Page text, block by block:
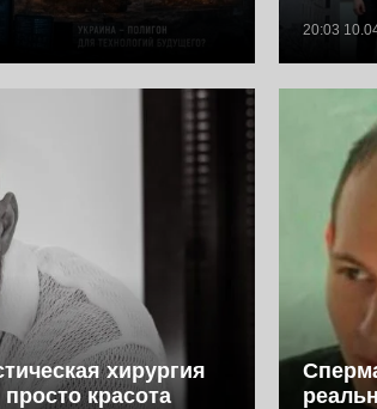
20:03
хирургия
красота